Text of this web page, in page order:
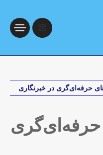
حرفه‌ای‌گری در خبرنگاری